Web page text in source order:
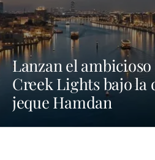
Lanzan el
Creek Lights bajo la
jeque Hamdan